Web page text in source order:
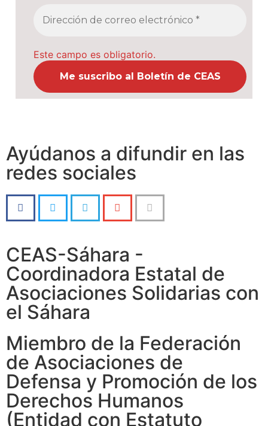
Este campo es obligatorio.
Ayúdanos a difundir en las
redes sociales
CEAS-Sáhara -
Coordinadora Estatal de
Asociaciones Solidarias con
el Sáhara
Miembro de la Federación
de Asociaciones de
Defensa y Promoción de los
Derechos Humanos
(Entidad con Estatuto